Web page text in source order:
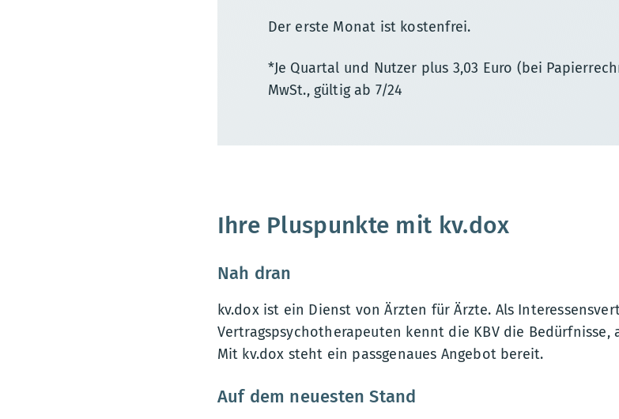
Der erste Monat ist kostenfrei.
*Je Quartal und Nutzer plus 3,03 Euro (bei
MwSt., gültig ab 7/24
Ihre Pluspunkte mit kv.dox
Nah dran
kv.dox ist ein Dienst von Ärzten für Ärzte. Als
Vertragspsychotherapeuten kennt die KBV die Bedürfnisse,
Mit kv.dox steht ein passgenaues Angebot bereit.
Auf dem neuesten Stand